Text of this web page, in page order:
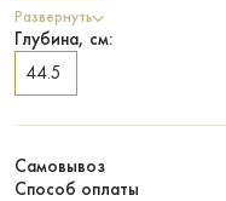
Развернуть
Глубина, см:
44.5
Самовывоз
Способ оплаты